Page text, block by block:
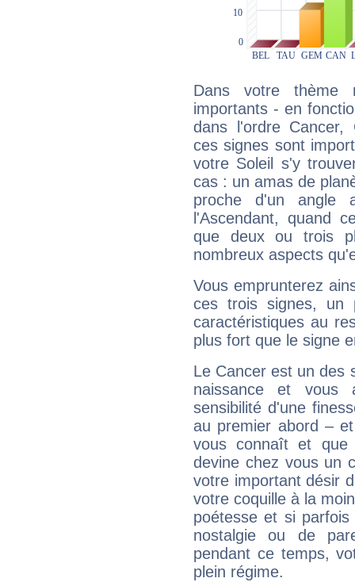
Dans votre thème
importants - en
dans l'ordre Cancer,
ces signes sont
votre Soleil s'y
cas : un amas de
proche d'un
l'Ascendant, quand
que deux ou trois
nombreux aspects
Vous emprunterez
ces trois signes, un
caractéristiques au
plus fort que le signe
Le Cancer est un des
naissance et vous
sensibilité d'une
au premier abord –
vous connaît et
devine chez vous un
votre important désir
votre coquille à la
poétesse et si
nostalgie ou de
pendant ce temps,
plein régime.